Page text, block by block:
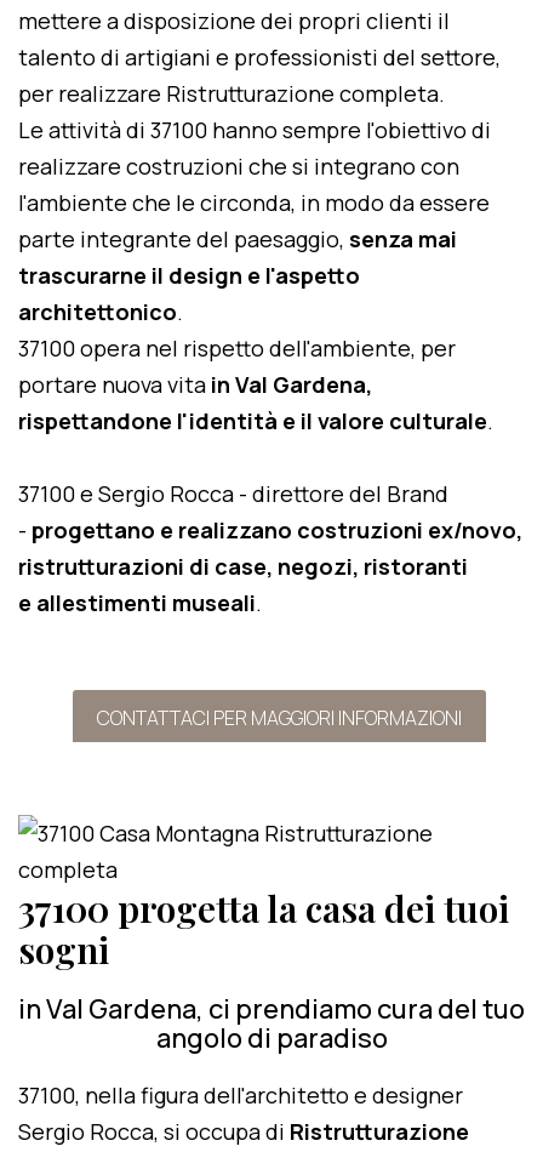
mettere a disposizione dei propri clienti il
talento di artigiani e professionisti del settore,
per realizzare Ristrutturazione completa.
Le attività di 37100 hanno sempre l'obiettivo di
realizzare costruzioni che si integrano con
l'ambiente che le circonda, in modo da essere
parte integrante del paesaggio, senza mai
trascurarne il design e l'aspetto
architettonico.
37100 opera nel rispetto dell'ambiente, per
portare nuova vita in Val Gardena,
rispettandone l'identità e il valore culturale.
37100 e Sergio Rocca - direttore del Brand
- progettano e realizzano costruzioni ex/novo,
ristrutturazioni di case, negozi, ristoranti
e allestimenti museali.
CONTATTACI PER MAGGIORI INFORMAZIONI
37100 progetta la casa dei tuoi
sogni
in Val Gardena, ci prendiamo cura del tuo
angolo di paradiso
37100, nella figura dell'architetto e designer
Sergio Rocca, si occupa di Ristrutturazione